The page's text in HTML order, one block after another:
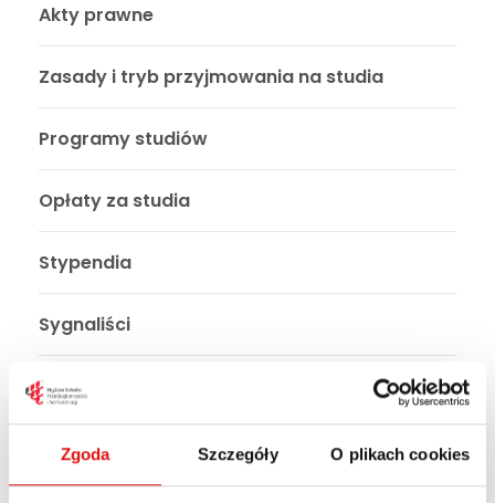
Zgoda Szczegóły O plikach cookies
Akty prawne
Zasady i tryb przyjmowania na studia
Programy studiów
Opłaty za studia
Stypendia
Sygnaliści
Biuletyn Informacji
Publicznej